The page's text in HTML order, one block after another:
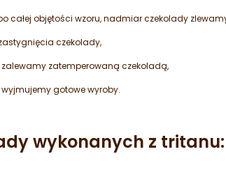
całej objętości wzoru, nadmiar czekolady
czekolady,
zatemperowaną czekoladą,
gotowe wyroby.
wykonanych z tritanu: